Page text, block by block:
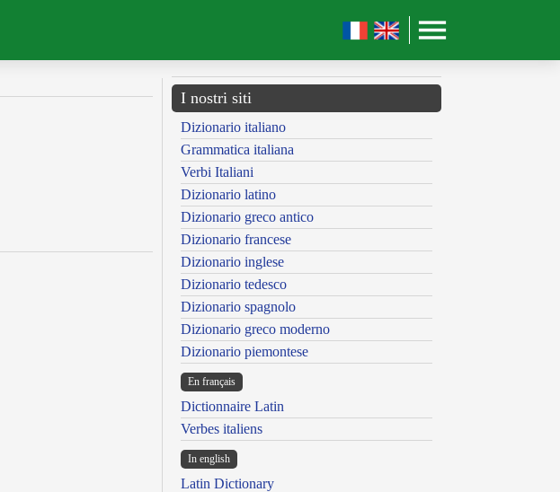
I nostri siti
Dizionario italiano
Grammatica italiana
Verbi Italiani
Dizionario latino
Dizionario greco antico
Dizionario francese
Dizionario inglese
Dizionario tedesco
Dizionario spagnolo
Dizionario greco moderno
Dizionario piemontese
En français
Dictionnaire Latin
Verbes italiens
In english
Latin Dictionary